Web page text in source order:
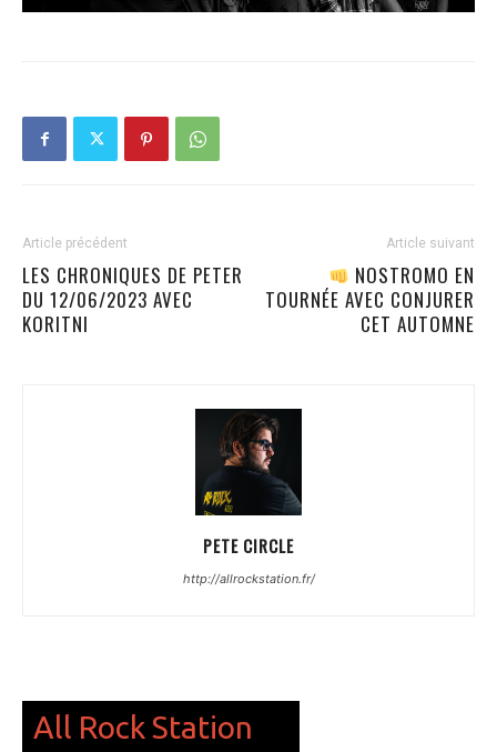
Article précédent
LES CHRONIQUES DE PETER
DU 12/06/2023 AVEC
KORITNI
Article suivant
NOSTROMO EN
TOURNÉE AVEC CONJURER
CET AUTOMNE
PETE CIRCLE
http://allrockstation.fr/